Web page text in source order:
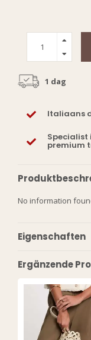
1 dag
Italiaans
Specialist
premium
No information
Eigenschaften
Ergänzende